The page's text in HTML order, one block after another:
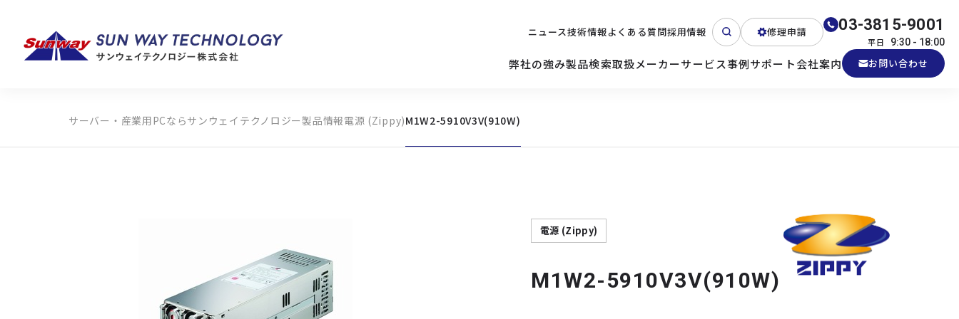
ニュース技術情報よくある質問採用情報 修理申請 03-3815-9001
平日 9:30 - 18:00
弊社の強み製品検索
製品カテゴリから探す
メーカーから探す
サーバー 産業用PC
取扱メーカーサービス
キッティング
事例サポート
ご購入を検討されている方へ
会社案内 お問い合わせ
サーバー・産業用PCならサンウェイテクノロジー製品情報電源 (Zippy)M1W2-5910V3V(910W)
電源 (Zippy)
M1W2-5910V3V(910W)